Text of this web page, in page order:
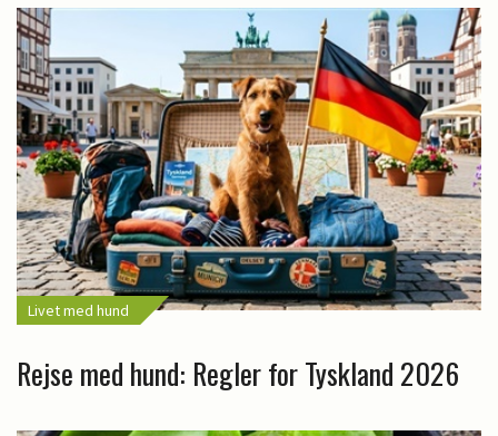
Livet med hund
Rejse med hund: Regler for Tyskland 2026